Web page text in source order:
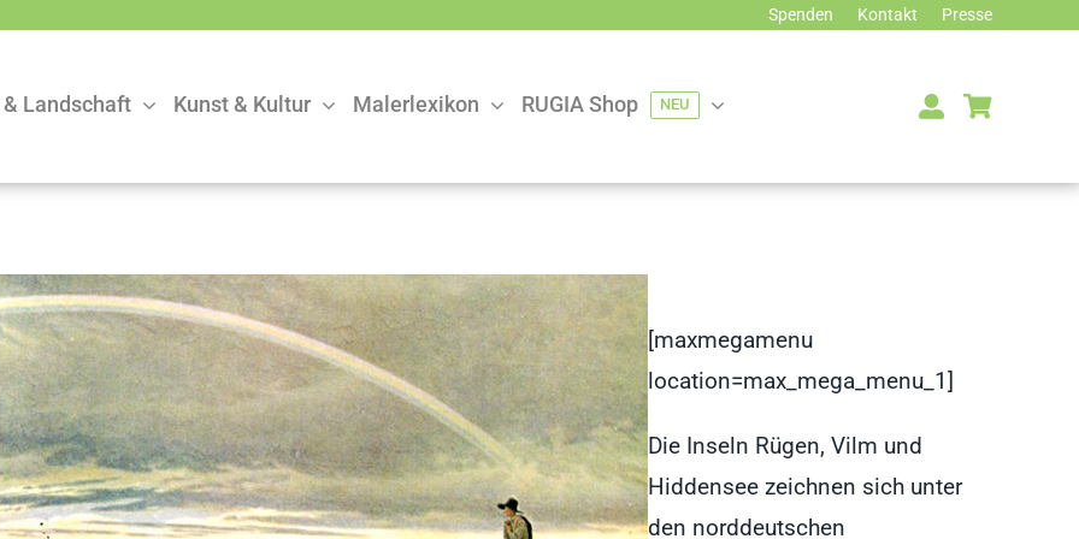
Spenden Kontakt Presse
Landschaft Kunst & Kultur Malerlexikon RUGIA Shop NEU
[maxmegamenu
location=max_mega_menu_1]
Die Inseln Rügen, Vilm und
Hiddensee zeichnen sich unter
den norddeutschen